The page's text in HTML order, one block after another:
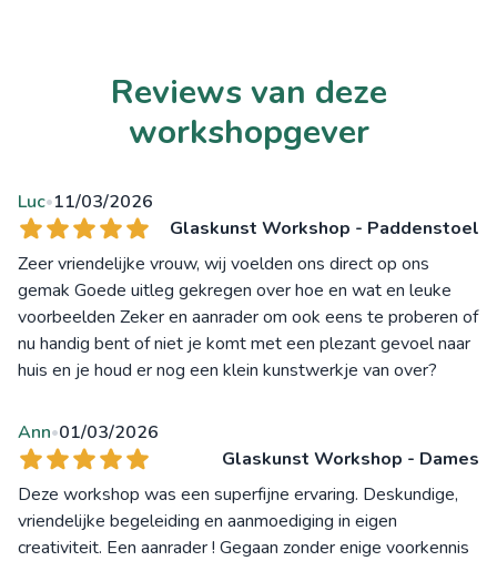
Reviews van deze
workshopgever
Luc•11/03/2026
Glaskunst Workshop - Paddenstoel
Zeer vriendelijke vrouw, wij voelden ons direct op ons
gemak Goede uitleg gekregen over hoe en wat en leuke
voorbeelden Zeker en aanrader om ook eens te proberen of
nu handig bent of niet je komt met een plezant gevoel naar
huis en je houd er nog een klein kunstwerkje van over?
Ann•01/03/2026
Glaskunst Workshop - Dames
Deze workshop was een superfijne ervaring. Deskundige,
vriendelijke begeleiding en aanmoediging in eigen
creativiteit. Een aanrader ! Gegaan zonder enige voorkennis